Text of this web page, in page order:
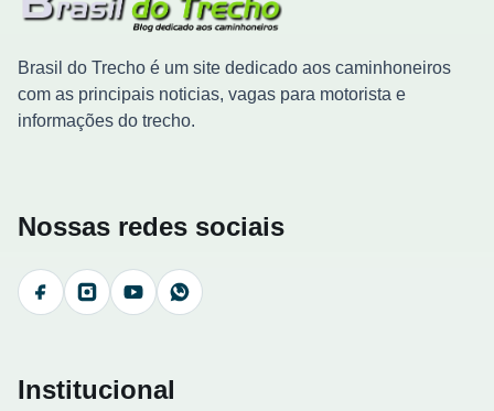
Brasil do Trecho é um site dedicado aos caminhoneiros
com as principais noticias, vagas para motorista e
informações do trecho.
Nossas redes sociais
FacebookInstagramYouTubeWhatsApp
Institucional